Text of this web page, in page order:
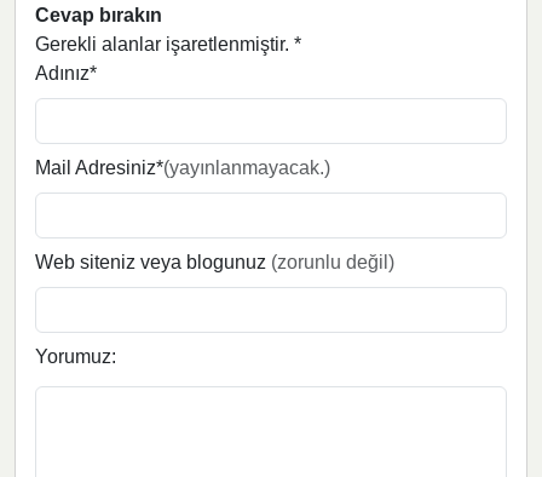
Cevap bırakın
Gerekli alanlar işaretlenmiştir. *
Adınız*
Mail Adresiniz*(yayınlanmayacak.)
Web siteniz veya blogunuz (zorunlu değil)
Yorumuz: